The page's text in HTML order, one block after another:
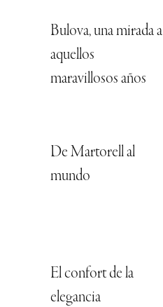
Bulova, una mirada a
aquellos
maravillosos años
De Martorell al
mundo
El confort de la
elegancia